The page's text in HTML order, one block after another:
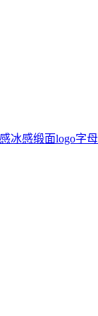
冰感缎面logo字